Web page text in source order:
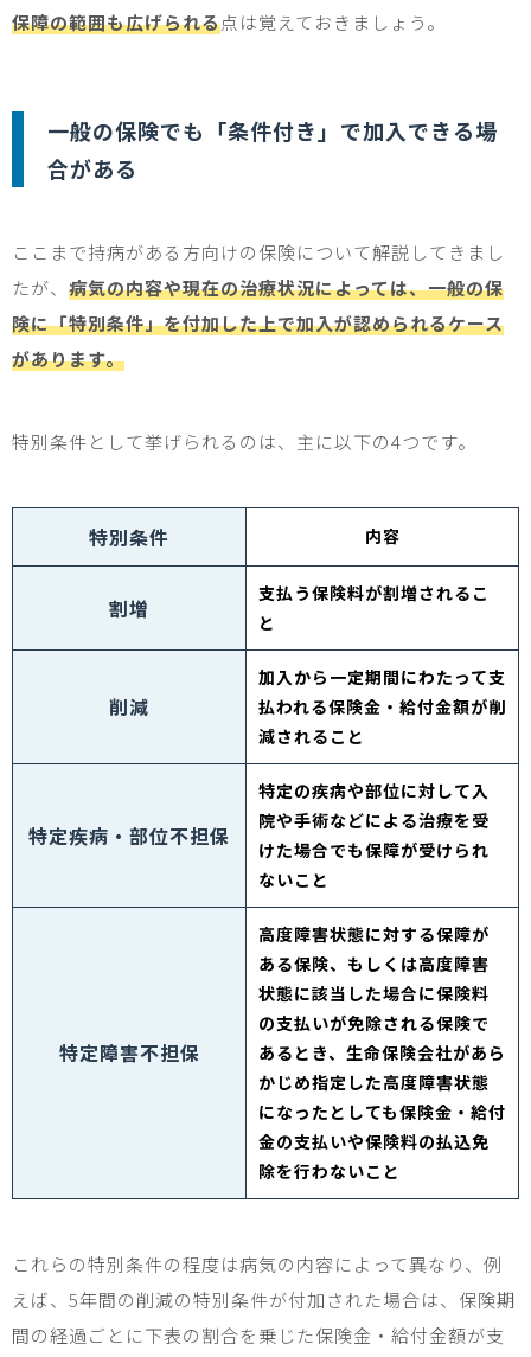
保障の範囲も広げられる点は覚えておきましょう。
一般の保険でも「条件付き」で加入できる場
合がある
ここまで持病がある方向けの保険について解説してきまし
たが、 病気の内容や現在の治療状況によっては、一般の保
険に「特別条件」を付加した上で加入が認められるケース
があります。
特別条件として挙げられるのは、主に以下の4つです。
特別条件 内容
割増
支払う保険料が割増されるこ
と
削減
加入から一定期間にわたって支
払われる保険金・給付金額が削
減されること
特定疾病・部位不担保
特定の疾病や部位に対して入
院や手術などによる治療を受
けた場合でも保障が受けられ
ないこと
特定障害不担保
高度障害状態に対する保障が
ある保険、もしくは高度障害
状態に該当した場合に保険料
の支払いが免除される保険で
あるとき、生命保険会社があら
かじめ指定した高度障害状態
になったとしても保険金・給付
金の支払いや保険料の払込免
除を行わないこと
これらの特別条件の程度は病気の内容によって異なり、例
えば、 5年間の削減の特別条件が付加された場合は、保険期
間の経過ごとに下表の割合を乗じた保険金・給付金額が支